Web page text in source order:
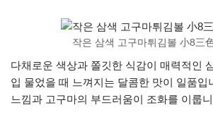
작은 삼색 고구마튀김볼 小8三
다채로운 색상과 쫄깃한 식감이 매력적인
입 물었을 때 느껴지는 달콤한 맛이 일품입
느낌과 고구마의 부드러움이 조화를 이룹